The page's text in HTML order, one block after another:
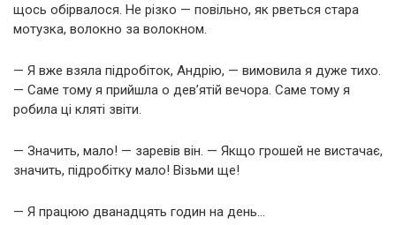
щось обірвалося. Не різко — повільно, як рветься стара
мотузка, волокно за волокном.
— Я вже взяла підробіток, Андрію, — вимовила я дуже тихо.
— Саме тому я прийшла о дев’ятій вечора. Саме тому я
робила ці кляті звіти.
— Значить, мало! — заревів він. — Якщо грошей не вистачає,
значить, підробітку мало! Візьми ще!
— Я працюю дванадцять годин на день…